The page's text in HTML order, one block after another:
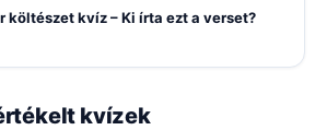
költészet kvíz – Ki írta ezt a verset?
kvízek